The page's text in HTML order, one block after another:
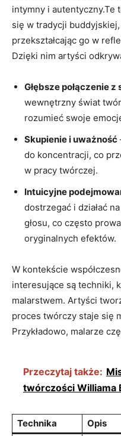
intymny i autentyczny.Te
się w tradycji
przekształcając go w
Dzięki nim artyści
Głębsze połączenie z
wewnętrzny świat
rozumieć swoje
Skupienie i uważność
do koncentracji, co
w pracy twórczej.
Intuicyjne
dostrzegać i działać
głosu, co często
oryginalnych efektów.
W kontekście
interesujące są techniki,
malarstwem. Artyści
proces twórczy staje się
Przykładowo, malarze
Przeczytaj także:
twórczości Williama
Technika Opis